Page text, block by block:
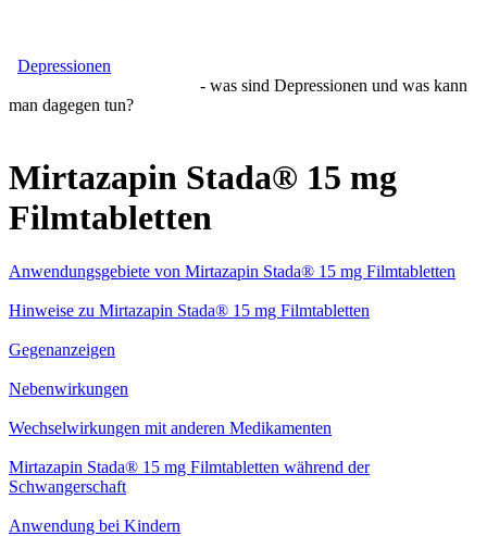
Depressionen
- was sind Depressionen und was kann
man dagegen tun?
Mirtazapin Stada® 15 mg
Filmtabletten
Anwendungsgebiete von Mirtazapin Stada® 15 mg Filmtabletten
Hinweise zu Mirtazapin Stada® 15 mg Filmtabletten
Gegenanzeigen
Nebenwirkungen
Wechselwirkungen mit anderen Medikamenten
Mirtazapin Stada® 15 mg Filmtabletten während der
Schwangerschaft
Anwendung bei Kindern